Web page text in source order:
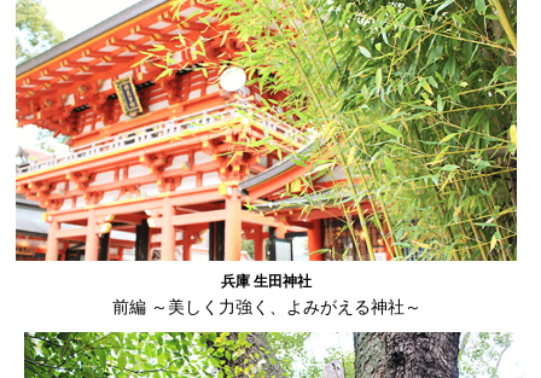
兵庫 生田神社
前編 ～美しく力強く、よみがえる神社～